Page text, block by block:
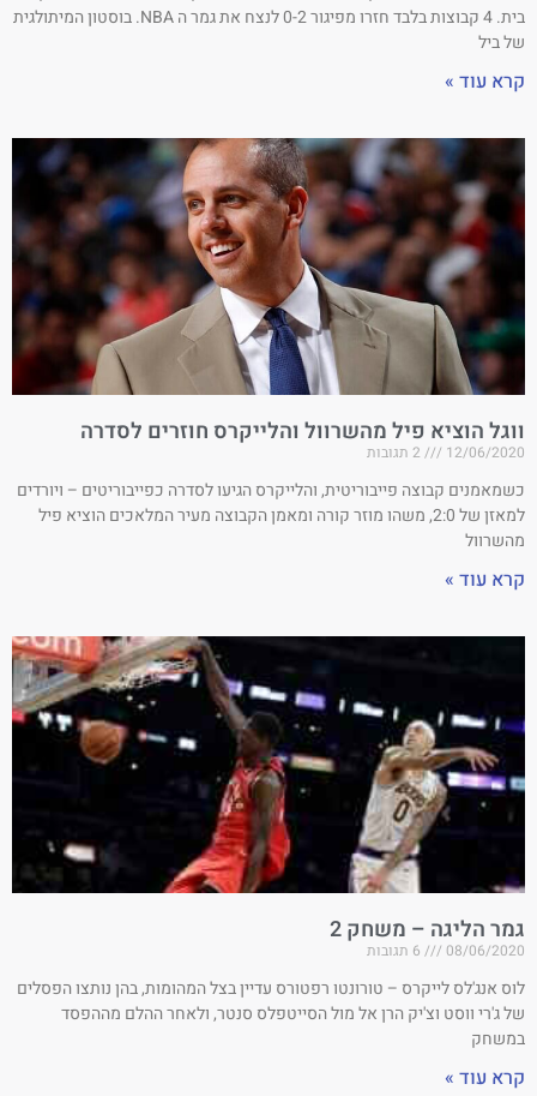
בית. 4 קבוצות בלבד חזרו מפיגור 0-2 לנצח את גמר ה NBA. בוסטון המיתולגית
של ביל
קרא עוד »
ווגל הוציא פיל מהשרוול והלייקרס חוזרים לסדרה
12/06/2020
כשמאמנים קבוצה פייבוריטית, והלייקרס הגיעו לסדרה כפייבוריטים – ויורדים
למאזן של 2:0, משהו מוזר קורה ומאמן הקבוצה מעיר המלאכים הוציא פיל
מהשרוול
קרא עוד »
גמר הליגה – משחק 2
08/06/2020
לוס אנג'לס לייקרס – טורונטו רפטורס עדיין בצל המהומות, בהן נותצו הפסלים
של ג'רי ווסט וצ'יק הרן אל מול הסייטפלס סנטר, ולאחר ההלם מההפסד
במשחק
קרא עוד »